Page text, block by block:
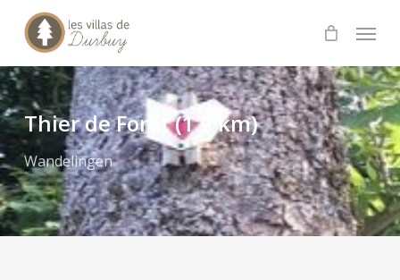
content
Menu
Thier de Foret (1.9 km)
Wandelingen